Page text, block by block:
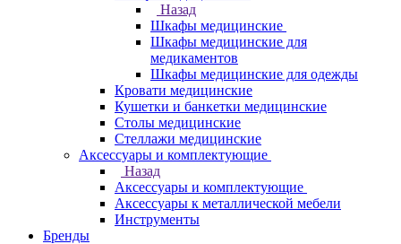
Назад
Шкафы медицинские
Шкафы медицинские для
медикаментов
Шкафы медицинские для одежды
Кровати медицинские
Кушетки и банкетки медицинские
Столы медицинские
Стеллажи медицинские
Аксессуары и комплектующие
Назад
Аксессуары и комплектующие
Аксессуары к металлической мебели
Инструменты
Бренды